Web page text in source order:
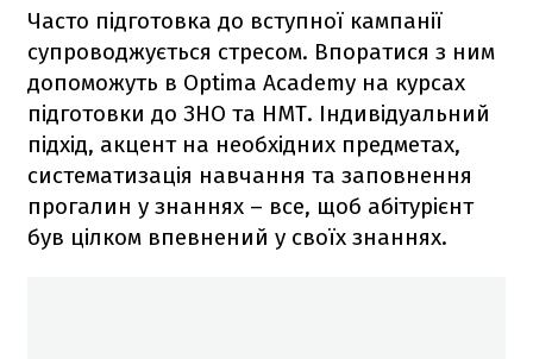
Часто підготовка до вступної кампанії
супроводжується стресом. Впоратися з ним
допоможуть в Optima Academy на курсах
підготовки до ЗНО та НМТ. Індивідуальний
підхід, акцент на необхідних предметах,
систематизація навчання та заповнення
прогалин у знаннях – все, щоб абітурієнт
був цілком впевнений у своїх знаннях.